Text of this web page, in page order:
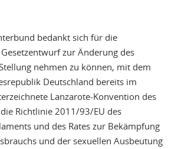
bedankt sich für die
zur Änderung des
nehmen zu können, mit dem
Deutschland bereits im
Lanzarote-Konvention des
Richtlinie 2011/93/EU des
und des Rates zur Bekämpfung
und der sexuellen Ausbeutung